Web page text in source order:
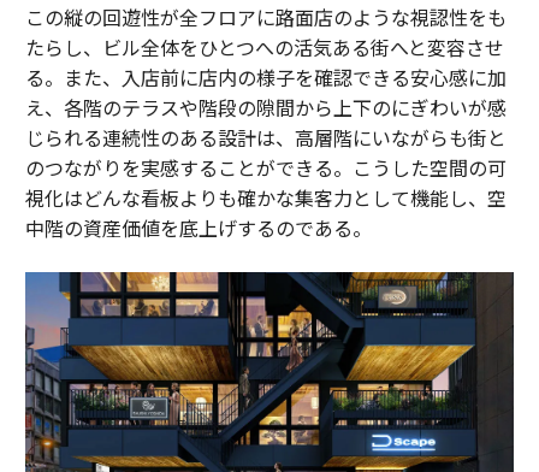
この縦の回遊性が全フロアに路面店のような視認性をも
たらし、ビル全体をひとつへの活気ある街へと変容させ
る。また、入店前に店内の様子を確認できる安心感に加
え、各階のテラスや階段の隙間から上下のにぎわいが感
じられる連続性のある設計は、高層階にいながらも街と
のつながりを実感することができる。こうした空間の可
視化はどんな看板よりも確かな集客力として機能し、空
中階の資産価値を底上げするのである。